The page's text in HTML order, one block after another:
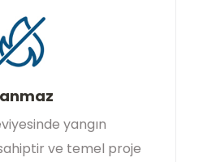
yangın
sahiptir ve temel proje